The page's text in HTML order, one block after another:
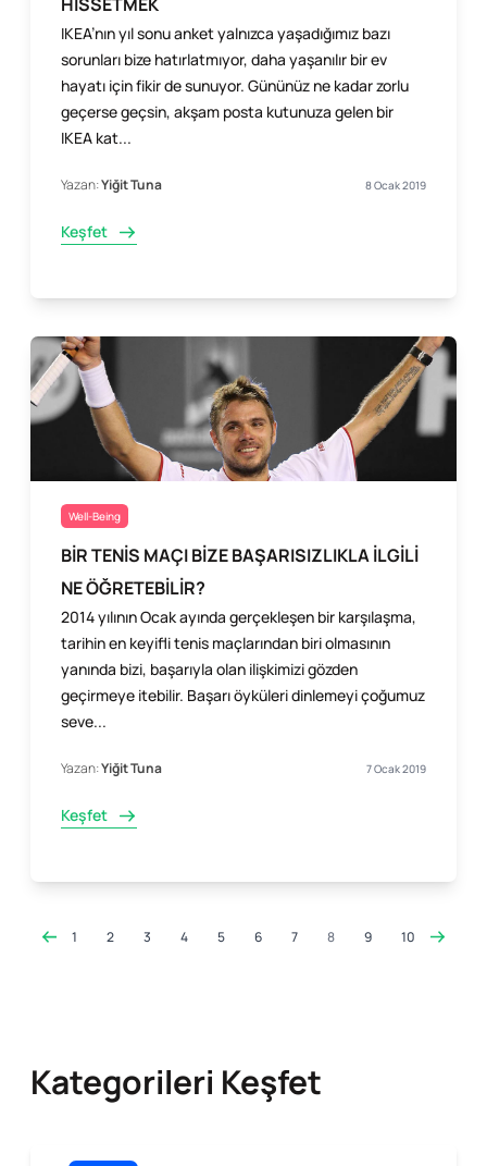
HİSSETMEK
IKEA’nın yıl sonu anket yalnızca yaşadığımız bazı
sorunları bize hatırlatmıyor, daha yaşanılır bir ev
hayatı için fikir de sunuyor. Gününüz ne kadar zorlu
geçerse geçsin, akşam posta kutunuza gelen bir
IKEA kat...
Yazan:Yiğit Tuna 8 Ocak 2019
Keşfet
Well-Being
BİR TENİS MAÇI BİZE BAŞARISIZLIKLA İLGİLİ
NE ÖĞRETEBİLİR?
2014 yılının Ocak ayında gerçekleşen bir karşılaşma,
tarihin en keyifli tenis maçlarından biri olmasının
yanında bizi, başarıyla olan ilişkimizi gözden
geçirmeye itebilir. Başarı öyküleri dinlemeyi çoğumuz
seve...
Yazan:Yiğit Tuna 7 Ocak 2019
Keşfet
1 2 3 4 5 6 7 8 9 10
Kategorileri Keşfet